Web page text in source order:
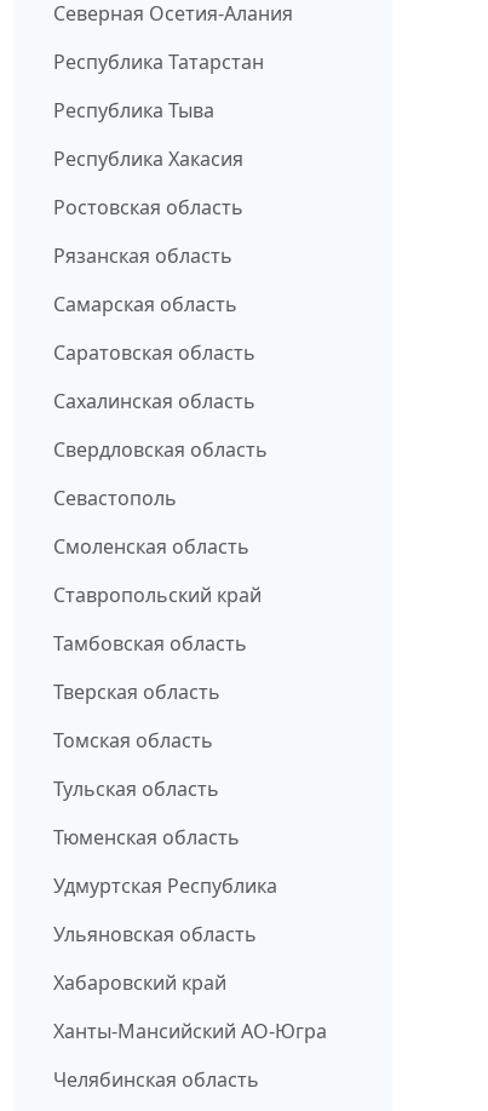
Северная Осетия-Алания
Республика Татарстан
Республика Тыва
Республика Хакасия
Ростовская область
Рязанская область
Самарская область
Саратовская область
Сахалинская область
Свердловская область
Севастополь
Смоленская область
Ставропольский край
Тамбовская область
Тверская область
Томская область
Тульская область
Тюменская область
Удмуртская Республика
Ульяновская область
Хабаровский край
Ханты-Мансийский АО-Югра
Челябинская область